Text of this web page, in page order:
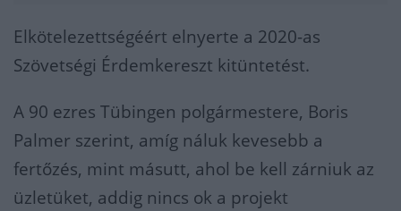
Elkötelezettségéért elnyerte a 2020-as
Szövetségi Érdemkereszt kitüntetést.
A 90 ezres Tübingen polgármestere, Boris
Palmer szerint, amíg náluk kevesebb a
fertőzés, mint másutt, ahol be kell zárniuk az
üzletüket, addig nincs ok a projekt